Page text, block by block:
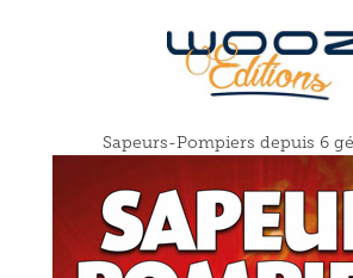
Sapeurs-Pompiers depuis 6